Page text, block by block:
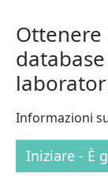
Ottenere
Informazioni
Iniziare - È